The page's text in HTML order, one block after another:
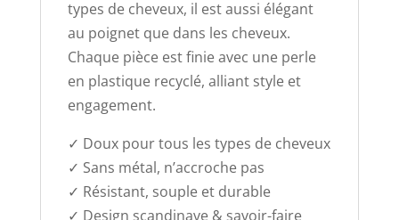
types de cheveux, il est aussi élégant
au poignet que dans les cheveux.
Chaque pièce est finie avec une perle
en plastique recyclé, alliant style et
engagement.
✓ Doux pour tous les types de cheveux
✓ Sans métal, n’accroche pas
✓ Résistant, souple et durable
✓ Design scandinave & savoir-faire